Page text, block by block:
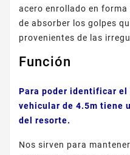
acero enrollado en
de absorber los golpes
provenientes de las
Función
Para poder identificar el
vehicular de 4.5m tiene
del resorte.
Nos sirven para